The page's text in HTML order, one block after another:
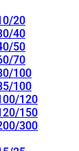
20
40
50
70
100
100
120
150
300